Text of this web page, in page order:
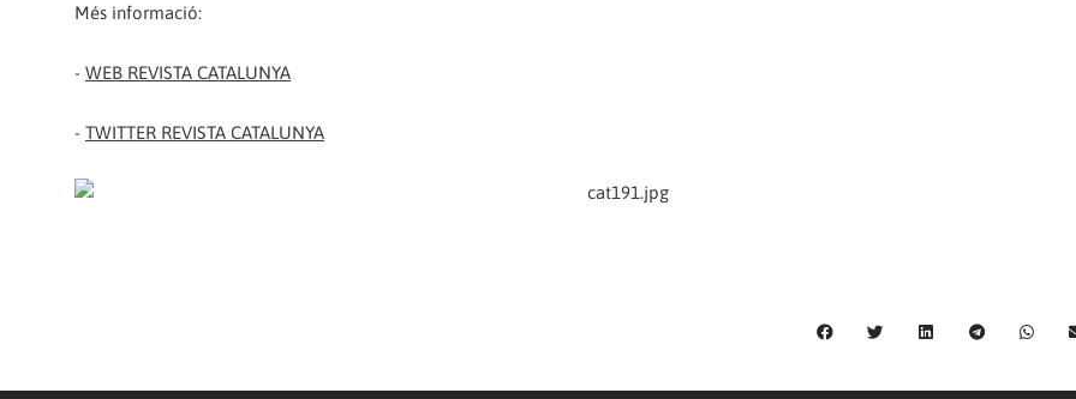
Més informació:
- WEB REVISTA CATALUNYA
- TWITTER REVISTA CATALUNYA